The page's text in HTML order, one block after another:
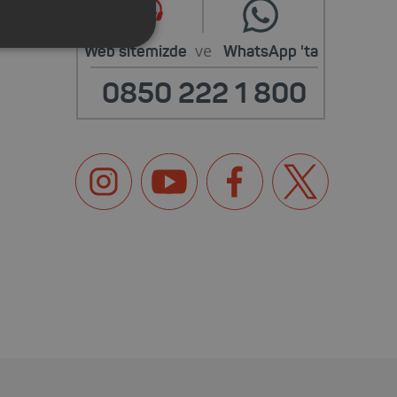
Web sitemizde ve WhatsApp 'ta
0850 222 1 800